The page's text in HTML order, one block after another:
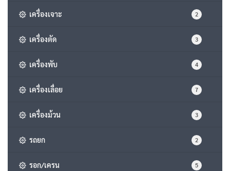
เครื่องเจาะ 2
เครื่องตัด 3
เครื่องพับ 4
เครื่องเลื่อย 7
เครื่องม้วน 3
รถยก 2
รอก/เครน 5